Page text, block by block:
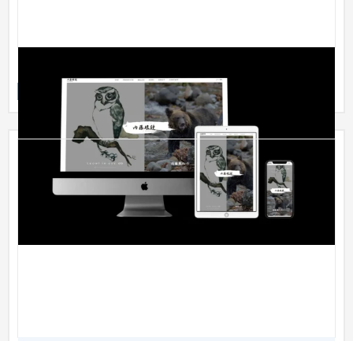
ブランドサイト ファッション・アパレル 31〜50万円